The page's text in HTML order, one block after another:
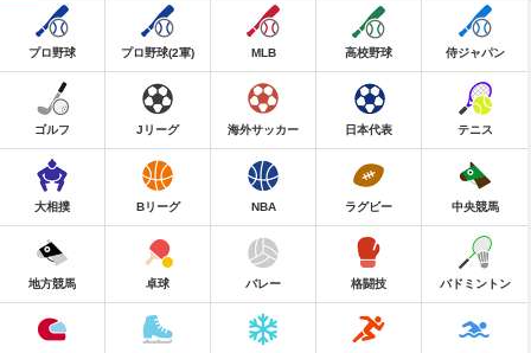
プロ野球 プロ野球(2軍) MLB 高校野球 侍ジャパン
ゴルフ Jリーグ 海外サッカー 日本代表 テニス
大相撲 Bリーグ NBA ラグビー 中央競馬
地方競馬 卓球 バレー 格闘技 バドミントン